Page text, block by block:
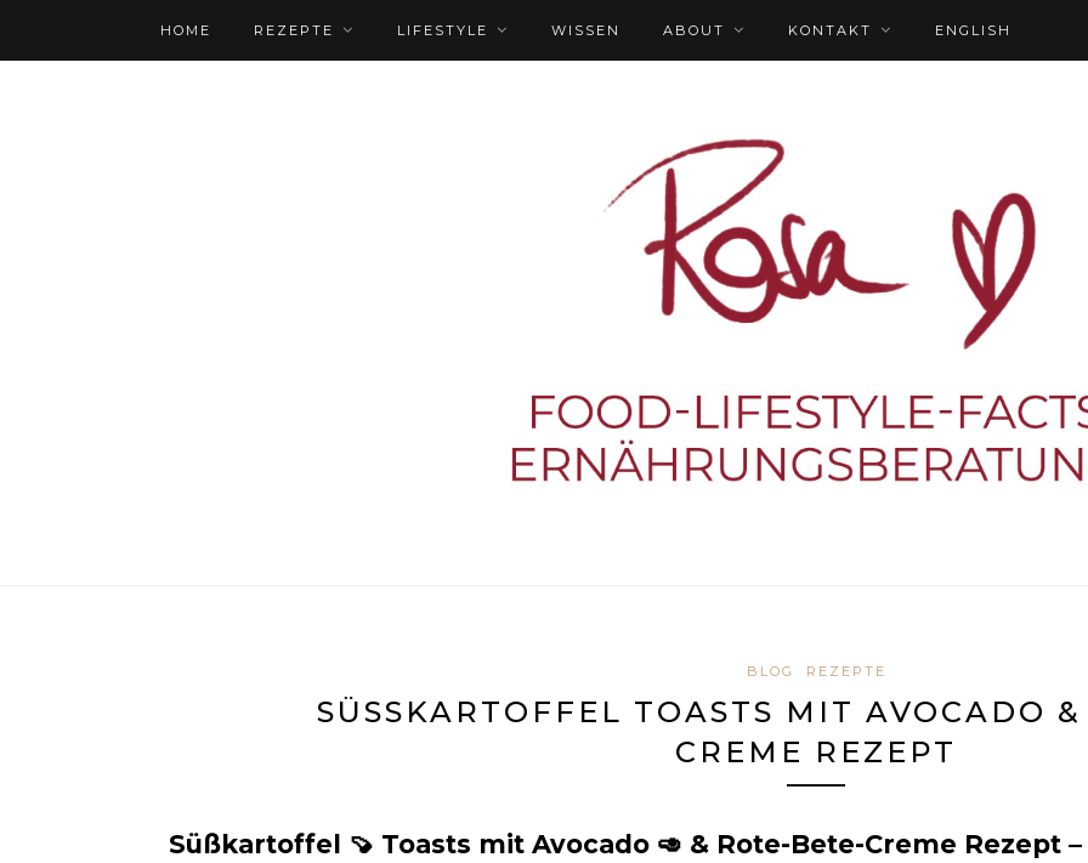
HOME REZEPTE LIFESTYLE WISSEN ABOUT KONTAKT ENGLISH
BLOG REZEPTE
SÜSSKARTOFFEL TOASTS MIT AVOCADO &
REME REZEPT
Süßkartoffel 🍠 Toasts mit Avocado 🥑 & Rote-Bete-Creme Rezept